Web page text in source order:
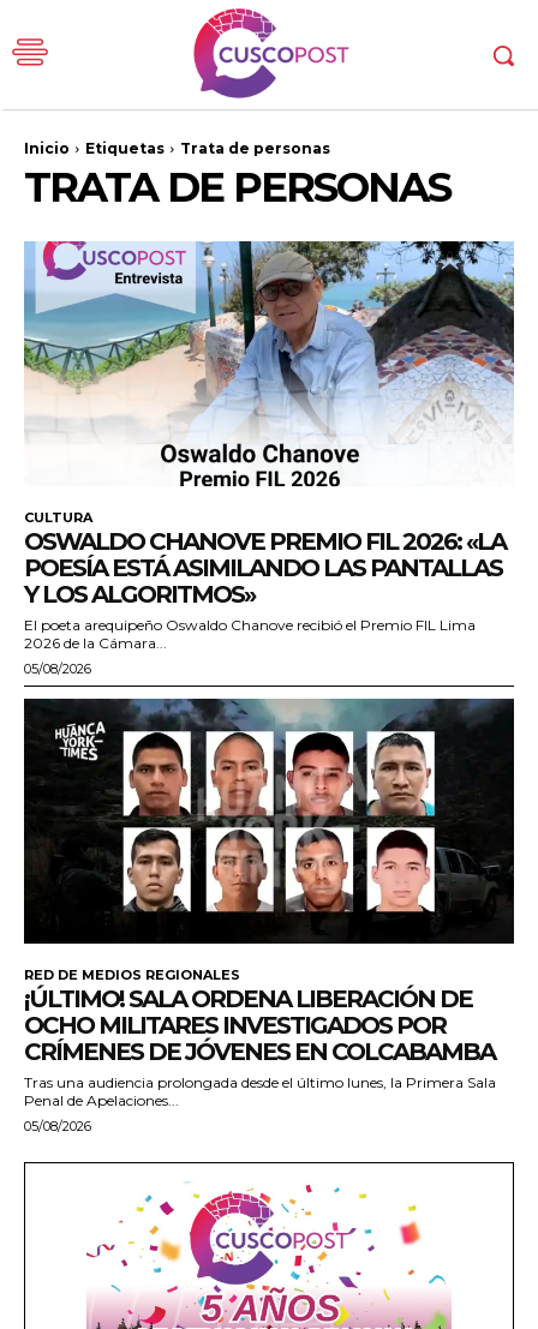
Inicio Etiquetas Trata de personas
TRATA DE PERSONAS
CULTURA
OSWALDO CHANOVE PREMIO FIL 2026: «LA
POESÍA ESTÁ ASIMILANDO LAS PANTALLAS
Y LOS ALGORITMOS»
El poeta arequipeño Oswaldo Chanove recibió el Premio FIL Lima
2026 de la Cámara...
05/08/2026
RED DE MEDIOS REGIONALES
¡ÚLTIMO! SALA ORDENA LIBERACIÓN DE
OCHO MILITARES INVESTIGADOS POR
CRÍMENES DE JÓVENES EN COLCABAMBA
Tras una audiencia prolongada desde el último lunes, la Primera Sala
Penal de Apelaciones...
05/08/2026